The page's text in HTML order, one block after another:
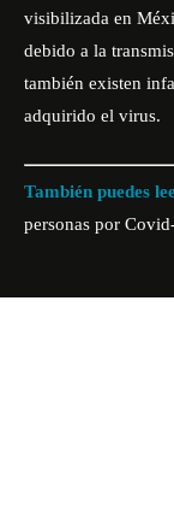
visibilizada en
debido a la
también existen
adquirido el virus.
También puedes
personas por